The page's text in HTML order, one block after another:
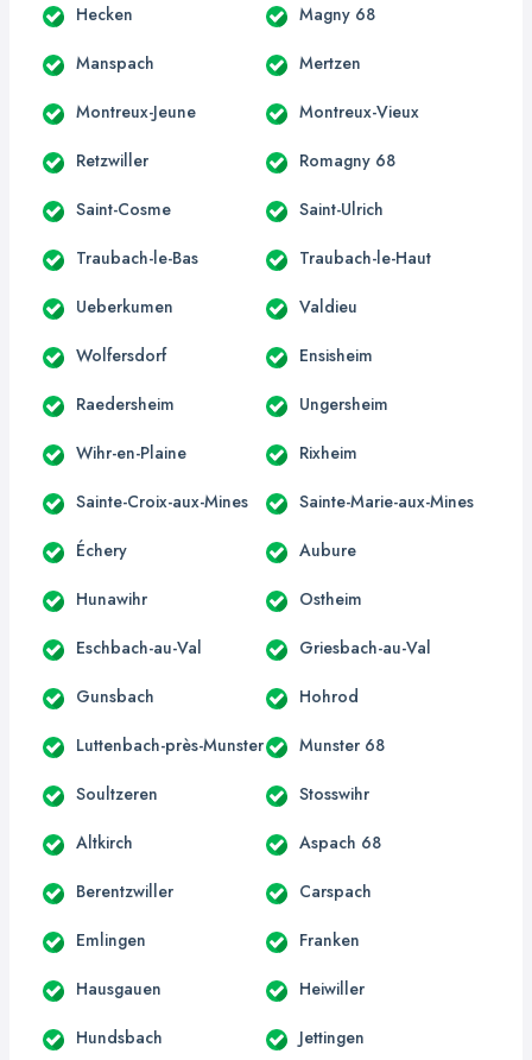
Hecken Magny 68
Manspach Mertzen
Montreux-Jeune Montreux-Vieux
Retzwiller Romagny 68
Saint-Cosme Saint-Ulrich
Traubach-le-Bas Traubach-le-Haut
Ueberkumen Valdieu
Wolfersdorf Ensisheim
Raedersheim Ungersheim
Wihr-en-Plaine Rixheim
Sainte-Croix-aux-Mines Sainte-Marie-aux-Mines
Échery Aubure
Hunawihr Ostheim
Eschbach-au-Val Griesbach-au-Val
Gunsbach Hohrod
Luttenbach-près-Munster Munster 68
Soultzeren Stosswihr
Altkirch Aspach 68
Berentzwiller Carspach
Emlingen Franken
Hausgauen Heiwiller
Hundsbach Jettingen